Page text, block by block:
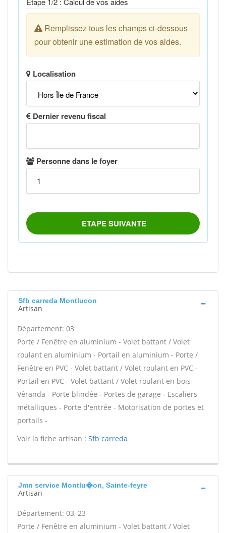
Sfb carreda Montlucon
Artisan
Département: 03
Porte / Fenêtre en aluminium - Volet battant / Volet
roulant en aluminium - Portail en aluminium - Porte /
Fenêtre en PVC - Volet battant / Volet roulant en PVC -
Portail en PVC - Volet battant / Volet roulant en bois -
Véranda - Porte blindée - Portes de garage - Escaliers
métalliques - Porte d'entrée - Motorisation de portes et
portails -
Voir la fiche artisan : Sfb carreda
Jmn service Montlu�on, Sainte-feyre
Artisan
Département: 03, 23
Porte / Fenêtre en aluminium - Volet battant / Volet